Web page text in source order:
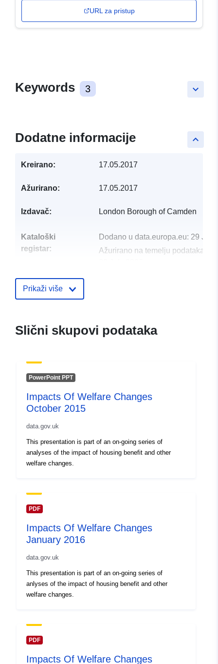
URL za pristup
keyboard_arrow_down
Keywords 3
keyboard_arrow_up
Dodatne informacije
Kreirano: 17.05.2017
Ažurirano: 17.05.2017
Izdavač: London Borough of Camden
Kataloški
registar:
Dodano u data.europa.eu: 29 July
Ažurirano na temelju
uriRef:
Prikaži više
Slični skupovi podataka
PowerPoint PPT
Impacts Of Welfare Changes
October 2015
data.gov.uk
This presentation is part of an on-going series of
analyses of the impact of housing benefit and other
welfare changes.
PDF
Impacts Of Welfare Changes
January 2016
data.gov.uk
This presentation is part of an on-going series of
anlyses of the impact of housing benefit and other
welfare changes.
PDF
Impacts Of Welfare Changes